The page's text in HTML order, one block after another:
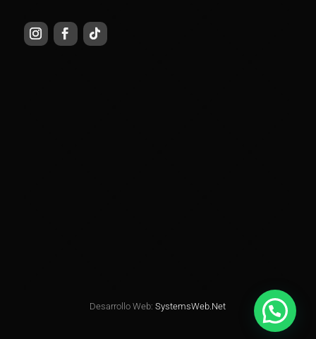
Desarrollo Web: SystemsWeb.Net